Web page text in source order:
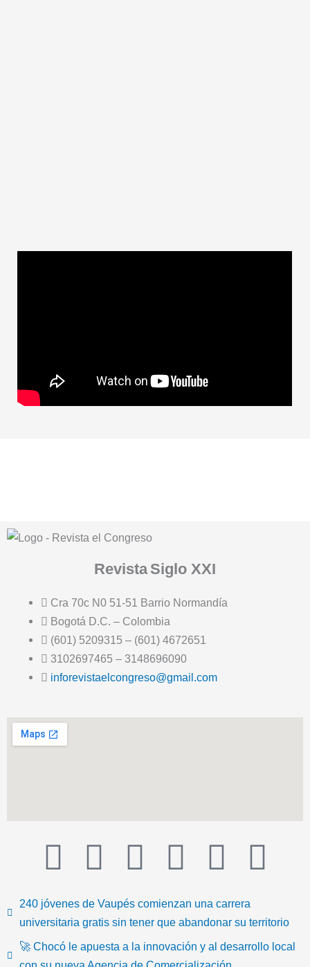
Revista Siglo XXI
Cra 70c N0 51-51 Barrio Normandía
Bogotá D.C. – Colombia
(601) 5209315 – (601) 4672651
3102697465 – 3148696090
inforevistaelcongreso@gmail.com
T
i
k
F
a
c
T
w
i
Y
o
u
I
n
s
I
o
240 jóvenes de Vaupés comienzan una carrera
universitaria gratis sin tener que abandonar su territorio
🚀 Chocó le apuesta a la innovación y al desarrollo local